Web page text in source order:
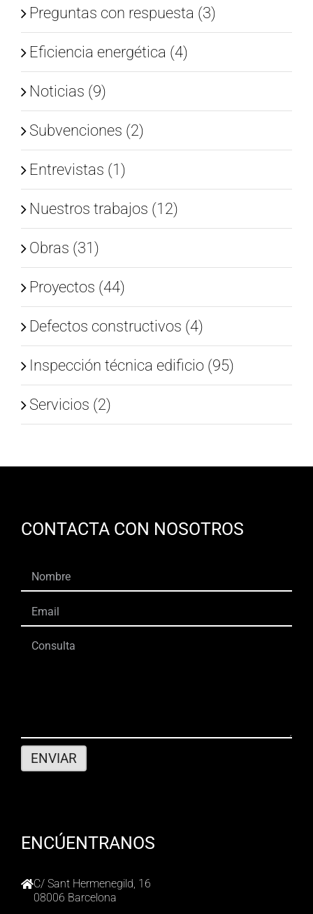
Preguntas con respuesta (3)
Eficiencia energética (4)
Noticias (9)
Subvenciones (2)
Entrevistas (1)
Nuestros trabajos (12)
Obras (31)
Proyectos (44)
Defectos constructivos (4)
Inspección técnica edificio (95)
Servicios (2)
CONTACTA CON NOSOTROS
ENCÚENTRANOS
C/ Sant Hermenegild, 16
08006 Barcelona